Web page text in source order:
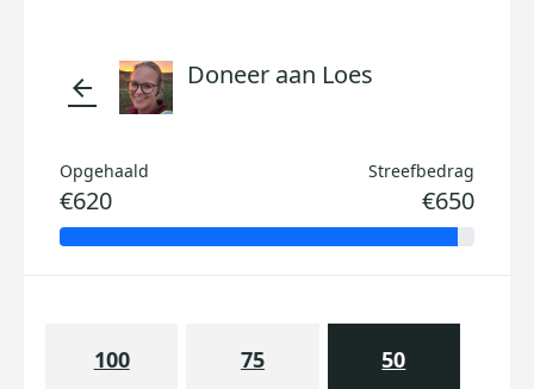
arrow_back Doneer aan Loes
Opgehaald
€620
Streefbedrag
€650
100 75 50